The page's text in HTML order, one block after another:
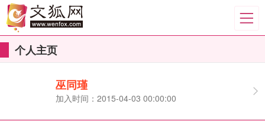
个人主页
巫同瑾
加入时间：2015-04-03 00:00:00